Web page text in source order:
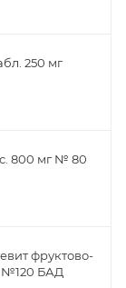
250 мг
800 мг № 80
фруктово-
№120 БАД